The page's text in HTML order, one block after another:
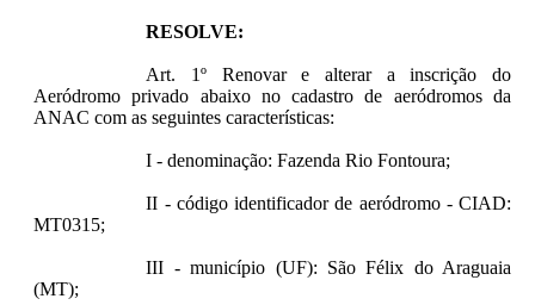
RESOLVE:
Art. 1º Renovar e alterar a inscrição do
Aeródromo privado abaixo no cadastro de aeródromos da
ANAC com as seguintes características:
I - denominação: Fazenda Rio Fontoura;
II - código identificador de aeródromo - CIAD:
MT0315;
III - município (UF): São Félix do Araguaia
(MT);